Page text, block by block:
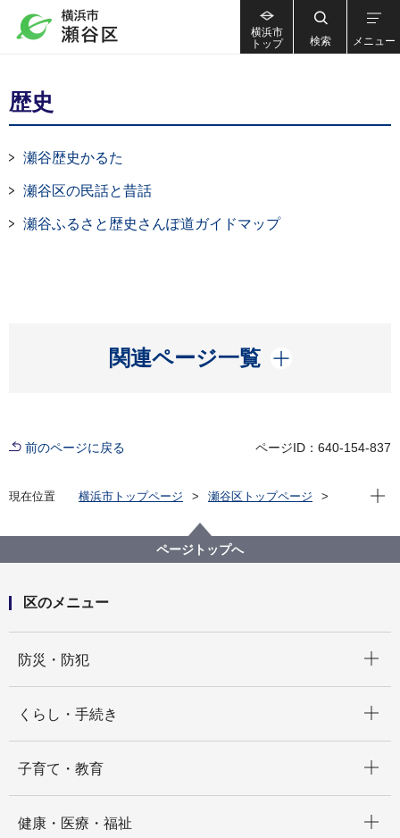
横浜市
トップ
検索 メニュー
歴史
瀬谷歴史かるた
瀬谷区の民話と昔話
瀬谷ふるさと歴史さんぽ道ガイドマップ
関連ページ一覧
開く
前のページに戻る ページID：640-154-837
現在位置 横浜市トップページ
瀬谷区トップページ
現在
ページトップへ
区のメニュー
防災・防犯
くらし・手続き
子育て・教育
健康・医療・福祉